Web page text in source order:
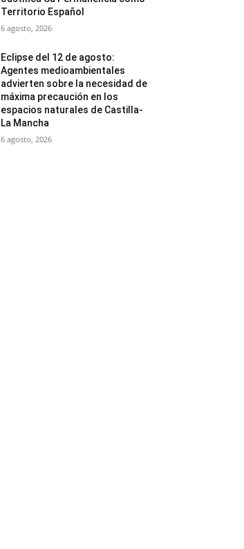
Territorio Español
6 agosto, 2026
Eclipse del 12 de agosto:
Agentes medioambientales
advierten sobre la necesidad de
máxima precaución en los
espacios naturales de Castilla-
La Mancha
6 agosto, 2026